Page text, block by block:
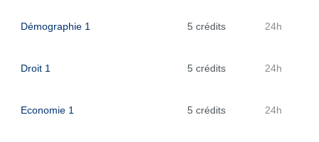
Démographie 1 5 crédits 24h
Droit 1 5 crédits 24h
Economie 1 5 crédits 24h